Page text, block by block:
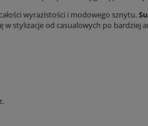
wyrazistości i modowego sznytu.
stylizacje od casualowych po bardziej